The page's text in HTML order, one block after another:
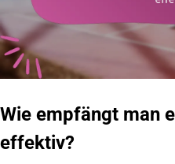
Wie empfängt man
effektiv?